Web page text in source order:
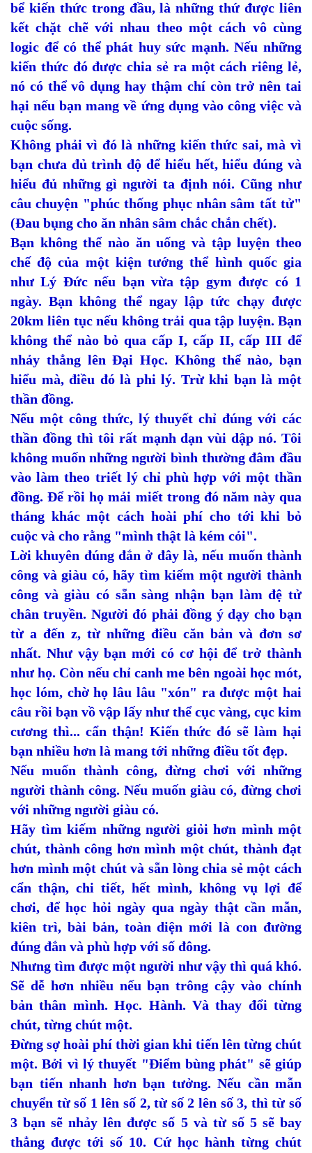
bể kiến thức trong đầu, là những thứ được liên
kết chặt chẽ với nhau theo một cách vô cùng
logic để có thể phát huy sức mạnh. Nếu những
kiến thức đó được chia sẻ ra một cách riêng lẻ,
nó có thể vô dụng hay thậm chí còn trở nên tai
hại nếu bạn mang về ứng dụng vào công việc và
cuộc sống.
Không phải vì đó là những kiến thức sai, mà vì
bạn chưa đủ trình độ để hiểu hết, hiểu đúng và
hiểu đủ những gì người ta định nói. Cũng như
câu chuyện "phúc thống phục nhân sâm tất tử"
(Đau bụng cho ăn nhân sâm chắc chắn chết).
Bạn không thể nào ăn uống và tập luyện theo
chế độ của một kiện tướng thể hình quốc gia
như Lý Đức nếu bạn vừa tập gym được có 1
ngày. Bạn không thể ngay lập tức chạy được
20km liên tục nếu không trải qua tập luyện. Bạn
không thể nào bỏ qua cấp I, cấp II, cấp III để
nhảy thẳng lên Đại Học. Không thể nào, bạn
hiểu mà, điều đó là phi lý. Trừ khi bạn là một
thần đồng.
Nếu một công thức, lý thuyết chỉ đúng với các
thần đồng thì tôi rất mạnh dạn vùi dập nó. Tôi
không muốn những người bình thường đâm đầu
vào làm theo triết lý chỉ phù hợp với một thần
đồng. Để rồi họ mải miết trong đó năm này qua
tháng khác một cách hoài phí cho tới khi bỏ
cuộc và cho rằng "mình thật là kém cỏi".
Lời khuyên đúng đắn ở đây là, nếu muốn thành
công và giàu có, hãy tìm kiếm một người thành
công và giàu có sẵn sàng nhận bạn làm đệ tử
chân truyền. Người đó phải đồng ý dạy cho bạn
từ a đến z, từ những điều căn bản và đơn sơ
nhất. Như vậy bạn mới có cơ hội để trở thành
như họ. Còn nếu chỉ canh me bên ngoài học mót,
học lóm, chờ họ lâu lâu "xón" ra được một hai
câu rồi bạn vồ vập lấy như thể cục vàng, cục kim
cương thì... cẩn thận! Kiến thức đó sẽ làm hại
bạn nhiều hơn là mang tới những điều tốt đẹp.
Nếu muốn thành công, đừng chơi với những
người thành công. Nếu muốn giàu có, đừng chơi
với những người giàu có.
Hãy tìm kiếm những người giỏi hơn mình một
chút, thành công hơn mình một chút, thành đạt
hơn mình một chút và sẵn lòng chia sẻ một cách
cẩn thận, chi tiết, hết mình, không vụ lợi để
chơi, để học hỏi ngày qua ngày thật cần mẫn,
kiên trì, bài bản, toàn diện mới là con đường
đúng đắn và phù hợp với số đông.
Nhưng tìm được một người như vậy thì quá khó.
Sẽ dễ hơn nhiều nếu bạn trông cậy vào chính
bản thân mình. Học. Hành. Và thay đổi từng
chút, từng chút một.
Đừng sợ hoài phí thời gian khi tiến lên từng chút
một. Bởi vì lý thuyết "Điểm bùng phát" sẽ giúp
bạn tiến nhanh hơn bạn tưởng. Nếu cần mẫn
chuyển từ số 1 lên số 2, từ số 2 lên số 3, thì từ số
3 bạn sẽ nhảy lên được số 5 và từ số 5 sẽ bay
thẳng được tới số 10. Cứ học hành từng chút